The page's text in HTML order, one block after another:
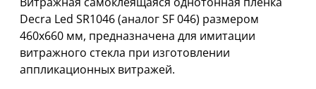
Decra Led SR1046 (аналог SF 046) размером
460х660 мм, предназначена для имитации
витражного стекла при изготовлении
аппликационных витражей.